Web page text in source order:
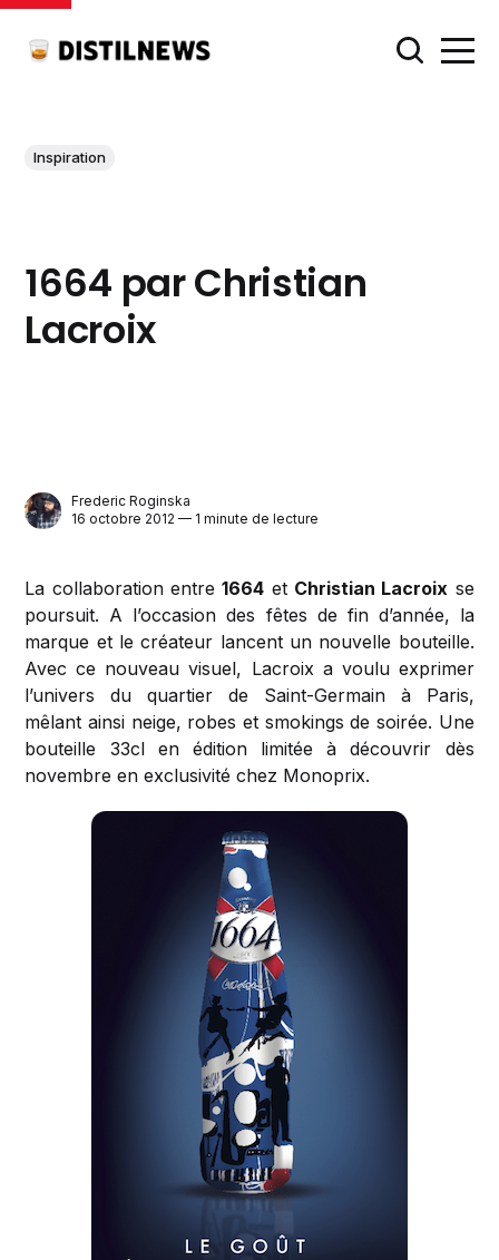
Inspiration
1664 par Christian
Lacroix
Frederic Roginska
16 octobre 2012 — 1 minute de lecture
La collaboration entre1664 et Christian Lacroix se
poursuit. A l’occasion des fêtes de fin d’année, la
marque et le créateur lancent un nouvelle bouteille.
Avec ce nouveau visuel, Lacroix a voulu exprimer
l’univers du quartier de Saint-Germain à Paris,
mêlant ainsi neige, robes et smokings de soirée. Une
bouteille 33cl en édition limitée à découvrir dès
novembre en exclusivité chez Monoprix.